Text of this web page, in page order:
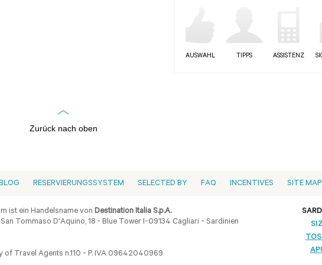
AUSWAHL TIPPS ASSISTENZ
Zurück nach oben
RESERVIERUNGSSYSTEM SELECTED BY FAQ INCENTIVES SITE MAP
ist ein Handelsname vonDestination Italia S.p.A.
Tommaso D'Aquino, 18 - Blue Tower I-09134 Cagliari - Sardinien
of Travel Agents n.110 - P. IVA 09642040969